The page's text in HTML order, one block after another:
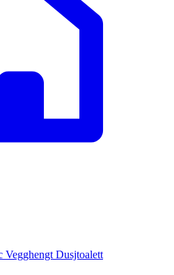
Vegghengt Dusjtoalett